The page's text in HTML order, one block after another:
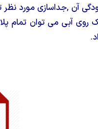
آن ,جداسازی
آبی می توان تمام